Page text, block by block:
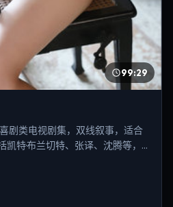
99:29
剧类电视剧集，双线叙事，适合
特·布兰切特、张译、沈腾等，